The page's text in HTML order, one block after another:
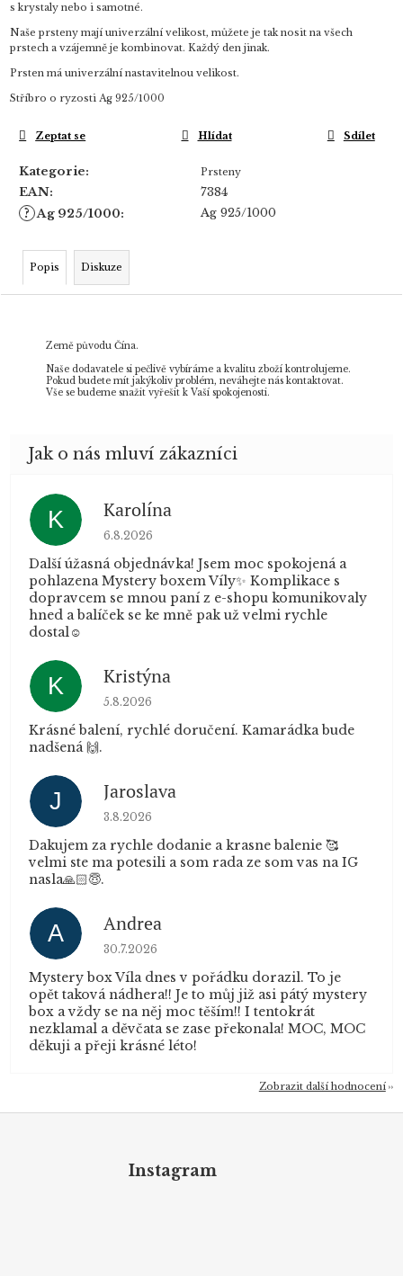
s krystaly nebo i samotné.
Naše prsteny mají univerzální velikost, můžete je tak nosit na všech
prstech a vzájemně je kombinovat. Každý den jinak.
Prsten má univerzální nastavitelnou velikost.
Stříbro o ryzosti Ag 925/1000
Kategorie: Prsteny
EAN: 7384
? Ag 925/1000: Ag 925/1000
Zeptat se Hlídat Sdílet
Popis Diskuze
Země původu Čína.
Naše dodavatele si pečlivě vybíráme a kvalitu zboží kontrolujeme.
Pokud budete mít jakýkoliv problém, neváhejte nás kontaktovat.
Vše se budeme snažit vyřešit k Vaší spokojenosti.
K Karolína
Hodnocení obchodu je 5 z 5 hvězdiček.
6.8.2026
Další úžasná objednávka! Jsem moc spokojená a
pohlazena Mystery boxem Víly✨ Komplikace s
dopravcem se mnou paní z e-shopu komunikovaly
hned a balíček se ke mně pak už velmi rychle
dostal☺️
K Kristýna
Hodnocení obchodu je 5 z 5 hvězdiček.
5.8.2026
Krásné balení, rychlé doručení. Kamarádka bude
nadšená 🙌.
J Jaroslava
Hodnocení obchodu je 5 z 5 hvězdiček.
3.8.2026
Dakujem za rychle dodanie a krasne balenie 🥰
velmi ste ma potesili a som rada ze som vas na IG
nasla🙏🏻😇.
A Andrea
Hodnocení obchodu je 5 z 5 hvězdiček.
30.7.2026
Mystery box Víla dnes v pořádku dorazil. To je
opět taková nádhera!! Je to můj již asi pátý mystery
box a vždy se na něj moc těším!! I tentokrát
nezklamal a děvčata se zase překonala! MOC, MOC
děkuji a přeji krásné léto!
Zobrazit další hodnocení
Instagram